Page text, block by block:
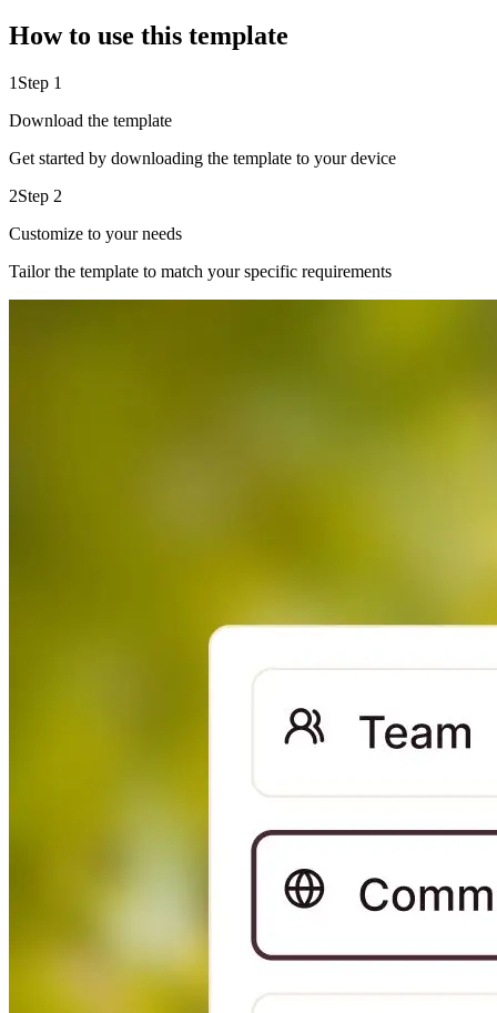
How to use this template
1 Step 1
Download the template
Get started by downloading the template to your device
2Step 2
Customize to your needs
Tailor the template to match your specific requirements